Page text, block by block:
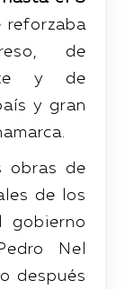
reforzaba
de
y de
y gran
obras de
de los
gobierno
Nel
después